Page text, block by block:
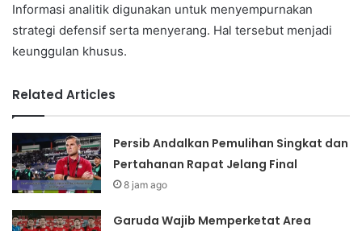
Informasi analitik digunakan untuk menyempurnakan
strategi defensif serta menyerang. Hal tersebut menjadi
keunggulan khusus.
Related Articles
Persib Andalkan Pemulihan Singkat dan
Pertahanan Rapat Jelang Final
8 jam ago
Garuda Wajib Memperketat Area